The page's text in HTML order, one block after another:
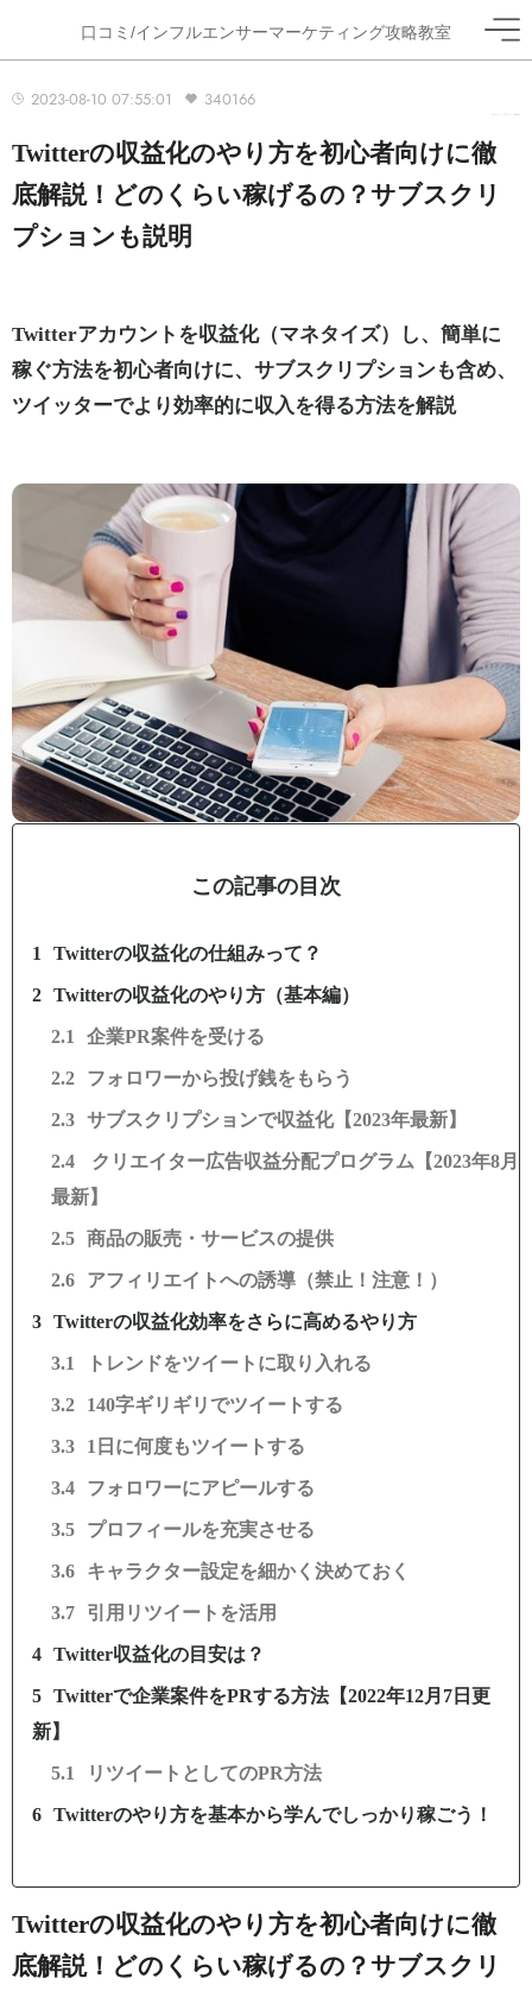
口コミ/インフルエンサーマーケティング攻略教室
2023-08-10 07:55:01 340166
Twitterの収益化のやり方を初心者向けに徹
底解説！どのくらい稼げるの？サブスクリ
プションも説明
Twitterアカウントを収益化（マネタイズ）し、簡単に
稼ぐ方法を初心者向けに、サブスクリプションも含め、
ツイッターでより効率的に収入を得る方法を解説
この記事の目次
Twitterの収益化の仕組みって？
Twitterの収益化のやり方（基本編）
企業PR案件を受ける
フォロワーから投げ銭をもらう
サブスクリプションで収益化【2023年最新】
クリエイター広告収益分配プログラム【2023年8月
最新】
商品の販売・サービスの提供
アフィリエイトへの誘導（禁止！注意！）
Twitterの収益化効率をさらに高めるやり方
トレンドをツイートに取り入れる
140字ギリギリでツイートする
1日に何度もツイートする
フォロワーにアピールする
プロフィールを充実させる
キャラクター設定を細かく決めておく
引用リツイートを活用
Twitter収益化の目安は？
Twitterで企業案件をPRする方法【2022年12月7日更
新】
リツイートとしてのPR方法
Twitterのやり方を基本から学んでしっかり稼ごう！
Twitterの収益化のやり方を初心者向けに徹
底解説！どのくらい稼げるの？サブスクリ